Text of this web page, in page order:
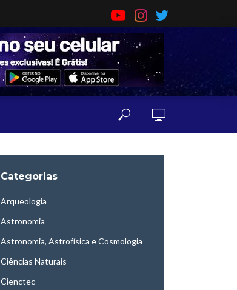
Categorias
Arqueologia
Astronomia
Astronomia, Astrofísica e Cosmologia
Ciências Naturais
Cienctec